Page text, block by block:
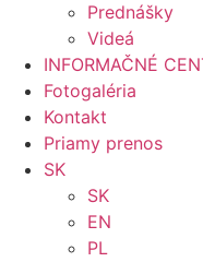
Prednášky
Videá
INFORMAČNÉ
Fotogaléria
Kontakt
Priamy prenos
SK
SK
EN
PL